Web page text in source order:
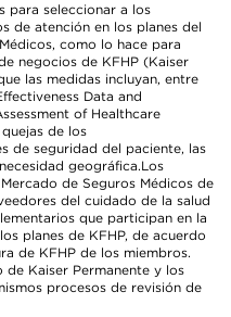
para seleccionar a los
de atención en los planes del
como lo hace para
negocios de KFHP (Kaiser
las medidas incluyan, entre
Data and
of Healthcare
de los
de seguridad del paciente, las
geográfica.Los
de Seguros Médicos de
del cuidado de la salud
que participan en la
planes de KFHP, de acuerdo
de KFHP de los miembros.
Kaiser Permanente y los
procesos de revisión de